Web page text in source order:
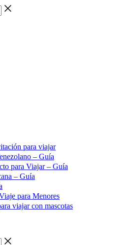
para viajar
– Guía
para Viajar – Guía
– Guía
para Menores
viajar con mascotas